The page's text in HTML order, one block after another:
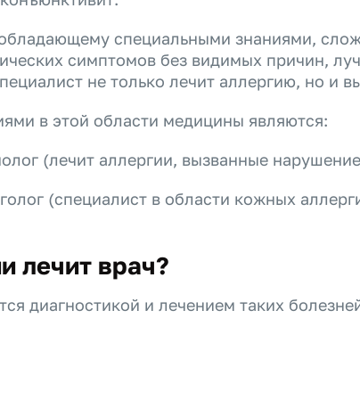
специальными знаниями,
симптомов без видимых причин,
не только лечит аллергию, но и
в этой области медицины являются:
(лечит аллергии, вызванные
(специалист в области кожных
лечит врач?
диагностикой и лечением таких